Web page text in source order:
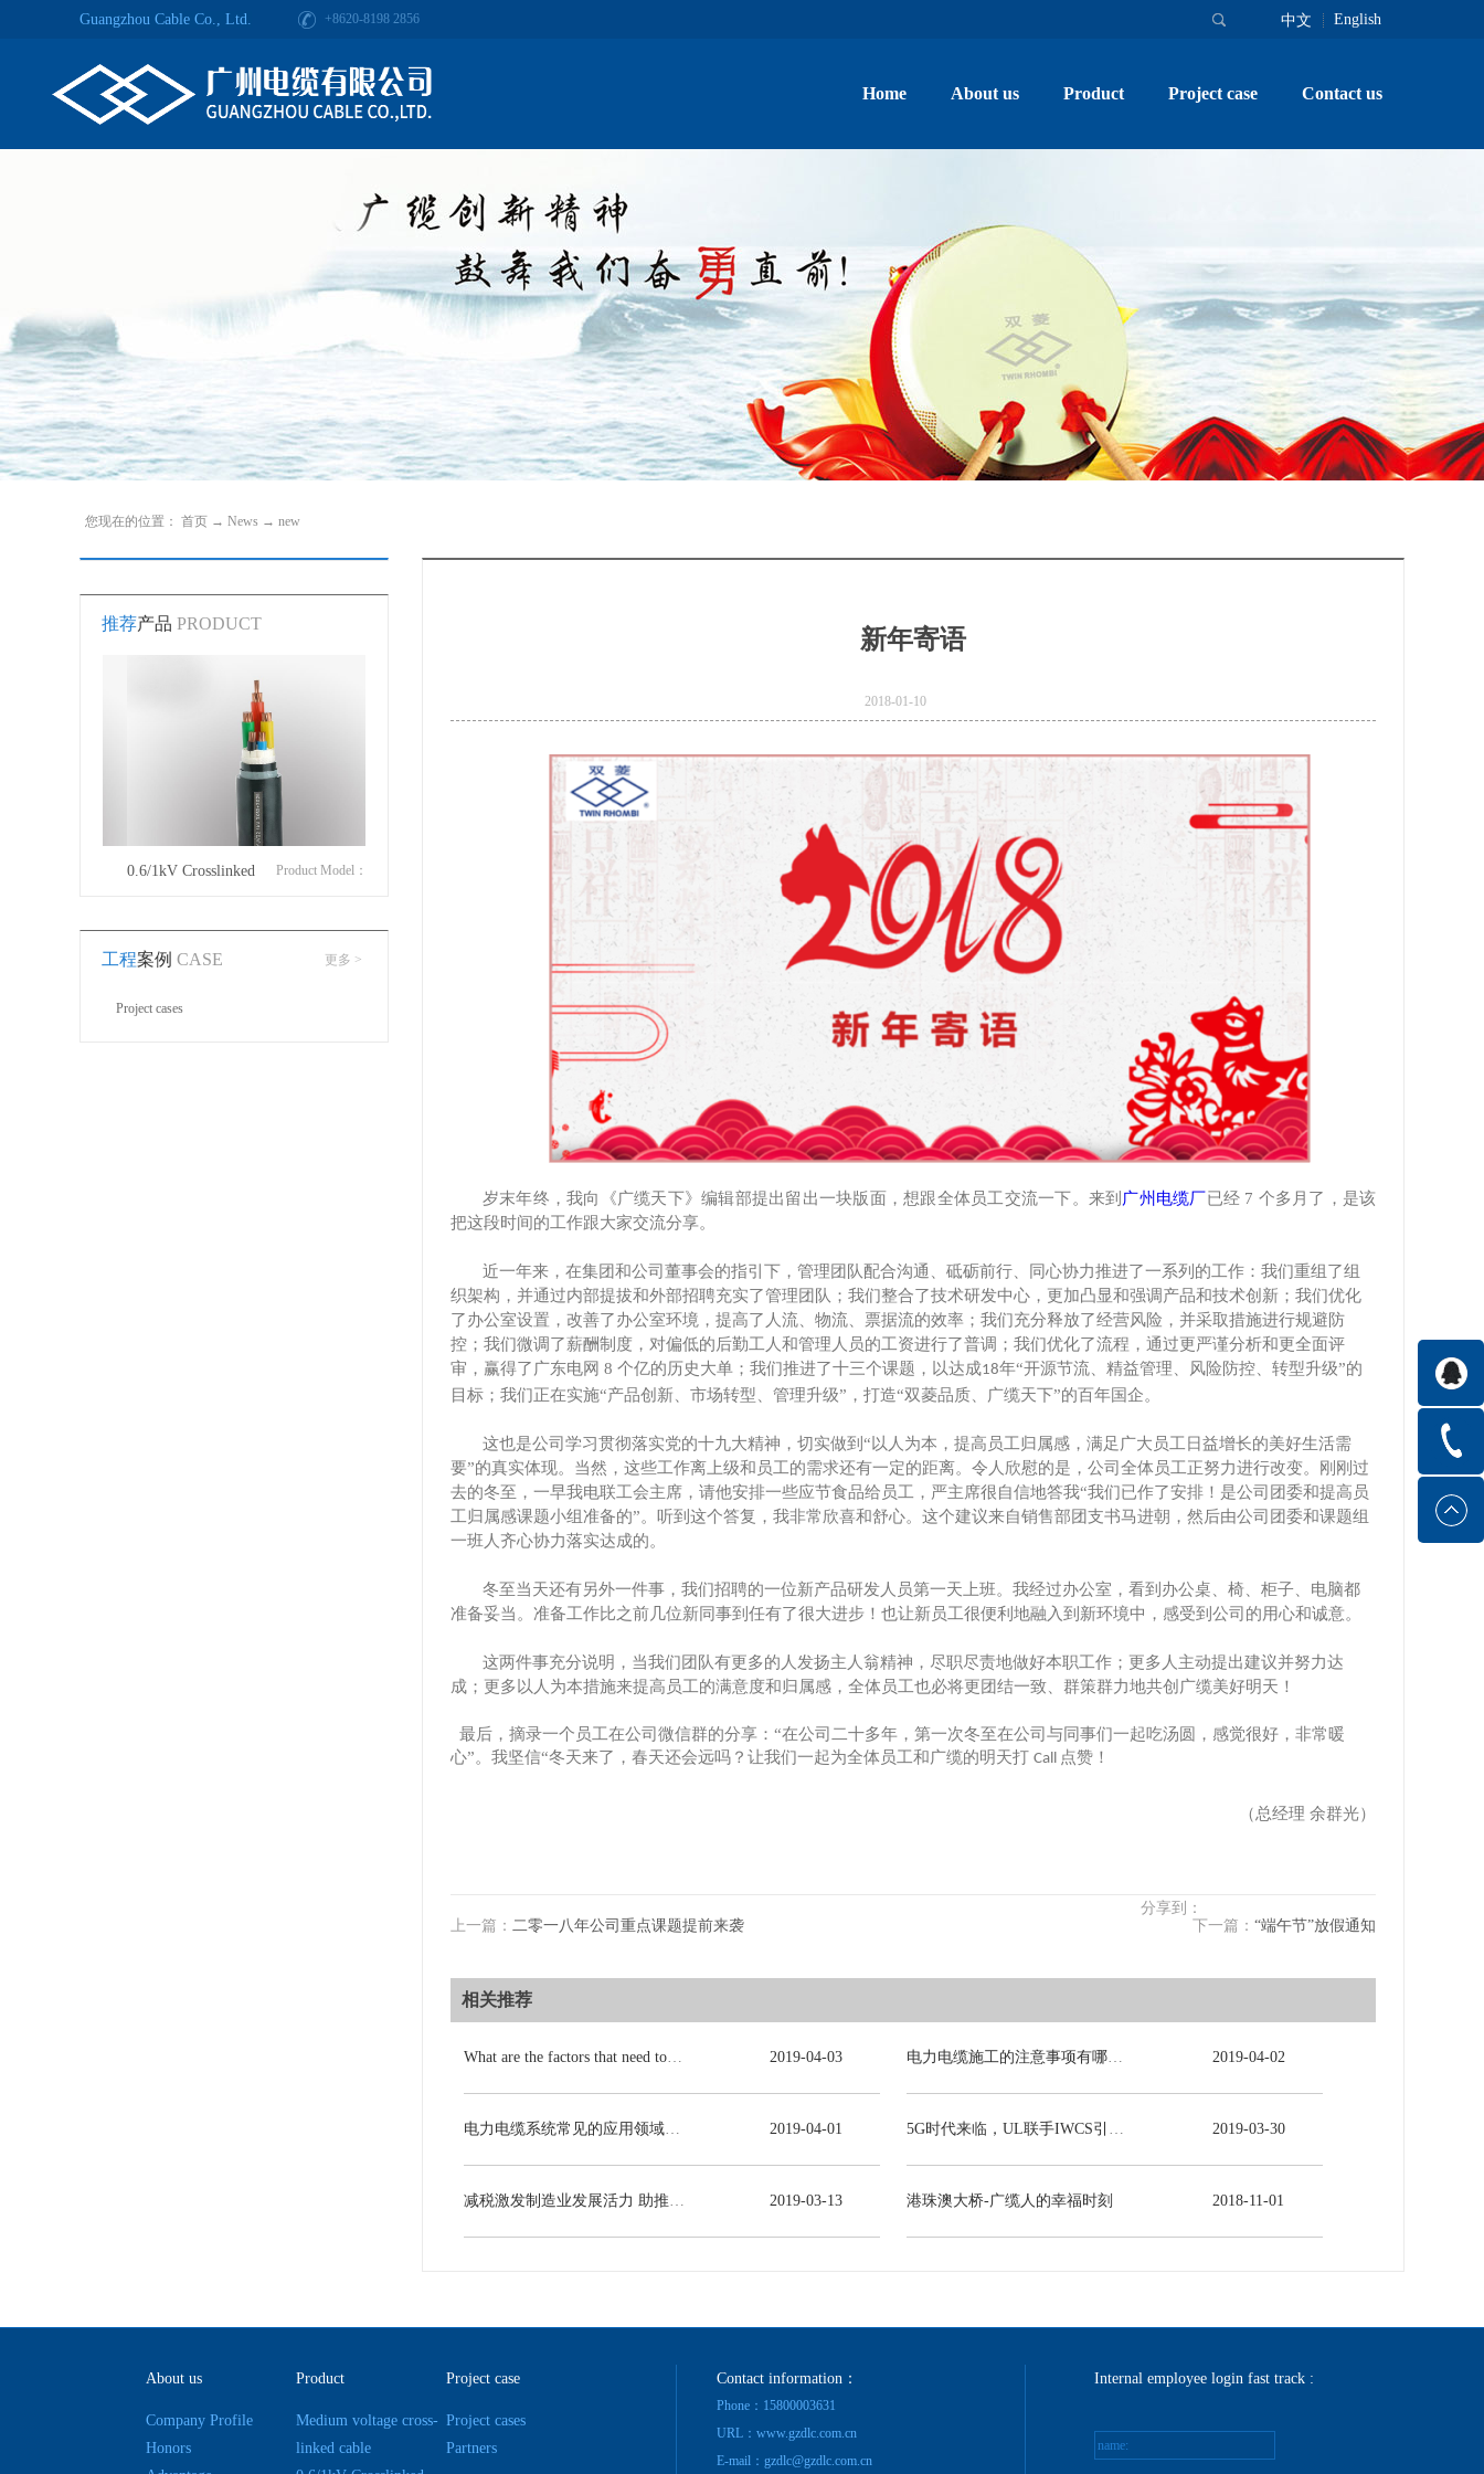
Guangzhou Cable Co., Ltd. +8620-8198 2856 中文 English
Home About us Product Project case Contact us
推荐产品 PRODUCT
0.6/1kV Crosslinked
power cable
Product Model： Product Model：
BVBVRWDZ-
BYJWDZ-
BYJ(F)RVVRVVP
工程案例 CASE
Project cases
更多 >
您现在的位置： 首页 → News → new
新年寄语
2018-01-10
岁末年终，我向《广缆天下》编辑部提出留出一块版面，想跟全体员工交流一下。来到 广州电缆厂已经 7 个多月了，是该
把这段时间的工作跟大家交流分享。
近一年来，在集团和公司董事会的指引下，管理团队配合沟通、砥砺前行、同心协力推进了一系列的工作：我们重组了组
织架构，并通过内部提拔和外部招聘充实了管理团队；我们整合了技术研发中心，更加凸显和强调产品和技术创新；我们优化
了办公室设置，改善了办公室环境，提高了人流、物流、票据流的效率；我们充分释放了经营风险，并采取措施进行规避防
控；我们微调了薪酬制度，对偏低的后勤工人和管理人员的工资进行了普调；我们优化了流程，通过更严谨分析和更全面评
审，赢得了广东电网 8 个亿的历史大单；我们推进了十三个课题，以达成18年“开源节流、精益管理、风险防控、转型升级”的
目标；我们正在实施“产品创新、市场转型、管理升级”，打造“双菱品质、广缆天下”的百年国企。
这也是公司学习贯彻落实党的十九大精神，切实做到 “以人为本，提高员工归属感，满足广大员工日益增长的美好生活需
要”的真实体现。当然，这些工作离上级和员工的需求还有一定的距离。令人欣慰的是，公司全体员工正努力进行改变。刚刚过
去的冬至，一早我电联工会主席，请他安排一些应节食品给员工，严主席很自信地答我“我们已作了安排！是公司团委和提高员
工归属感课题小组准备的”。听到这个答复，我非常欣喜和舒心。这个建议来自销售部团支书马进朝，然后由公司团委和课题组
一班人齐心协力落实达成的。
冬至当天还有另外一件事，我们招聘的一位新产品研发人员第一天上班。我经过办公室，看到办公桌、椅、柜子、电脑都
准备妥当。准备工作比之前几位新同事到任有了很大进步！也让新员工很便利地融入到新环境中，感受到公司的用心和诚意。
这两件事充分说明，当我们团队有更多的人发扬主人翁精神，尽职尽责地做好本职工作；更多人主动提出建议并努力达
成；更多以人为本措施来提高员工的满意度和归属感，全体员工也必将更团结一致、群策群力地共创广缆美好明天！
最后，摘录一个员工在公司微信群的分享： “在公司二十多年，第一次冬至在公司与同事们一起吃汤圆，感觉很好，非常暖
心”。我坚信“冬天来了，春天还会远吗？让我们一起为全体员工和广缆的明天打 Call 点赞！
（总经理 余群光）
分享到：
上一篇： 二零一八年公司重点课题提前来袭 下一篇： “端午节”放假通知
相关推荐
What are the factors that need to be consulted in choosing power cables? 2019-04-03 电力电缆施工的注意事项有哪些？ 2019-04-02
电力电缆系统常见的应用领域有哪些？ 2019-04-01 5G时代来临，UL联手IWCS引领线缆行业发展新未来 2019-03-30
减税激发制造业发展活力 助推线缆行业高质量发展 2019-03-13 港珠澳大桥-广缆人的幸福时刻 2018-11-01
About us
Company Profile
Honors
Product
Medium voltage cross-
linked cable
Project case
Project cases
Partners
Contact information：
Phone：15800003631
URL：www.gzdlc.com.cn
E-mail：gzdlc@gzdlc.com.cn
Internal employee login fast track :
name: